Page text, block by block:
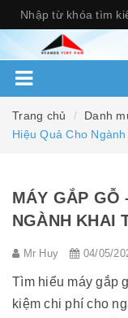
Trang chủ Danh
Hiệu Quả Cho
MÁY GẮP GỖ
NGÀNH KHAI
Mr Huy 04/05/
Tìm hiểu máy gắp
kiệm chi phí cho